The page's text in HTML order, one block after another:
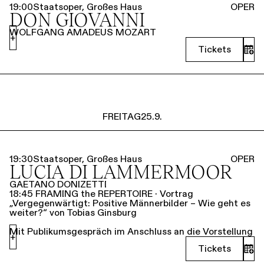
19:00Staatsoper, Großes Haus OPER
DON GIOVANNI
WOLFGANG AMADEUS MOZART
Tickets
+
FREITAG25.9.
19:30Staatsoper, Großes Haus OPER
LUCIA DI LAMMERMOOR
GAETANO DONIZETTI
18:45 FRAMING the REPERTOIRE · Vortrag
„Vergegenwärtigt: Positive Männerbilder – Wie geht es
weiter?“ von Tobias Ginsburg
Mit Publikumsgespräch im Anschluss an die Vorstellung
Tickets
+